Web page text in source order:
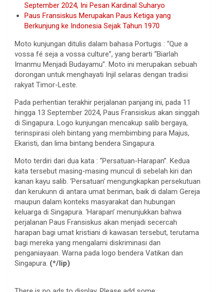
September 2024, Ini Pesan Kardinal Suharyo
Paus Fransiskus Merupakan Paus Ketiga yang
Berkunjung ke Indonesia Sejak Tahun 1970
Moto kunjungan ditulis dalam bahasa Portugis : “Que a
vossa fé seja a vossa culture”, yang berarti “Biarlah
Imanmu Menjadi Budayamu”. Moto ini merupakan sebuah
dorongan untuk menghayati Injil selaras dengan tradisi
rakyat Timor-Leste.
Pada perhentian terakhir perjalanan panjang ini, pada 11
hingga 13 September 2024, Paus Fransiskus akan singgah
di Singapura. Logo kunjungan mencakup salib bergaya,
terinspirasi oleh bintang yang membimbing para Majus,
Ekaristi, dan lima bintang bendera Singapura.
Moto terdiri dari dua kata : “Persatuan-Harapan”. Kedua
kata tersebut masing-masing muncul di sebelah kiri dan
kanan kayu salib. ‘Persatuan’ mengungkapkan persekutuan
dan kerukunn di antara umat beriman, baik di dalam Gereja
maupun dalam konteks masyarakat dan hubungan
keluarga di Singapura. ‘Harapan’ menunjukkan bahwa
perjalanan Paus Fransiskus akan menjadi secercah
harapan bagi umat kristiani di kawasan tersebut, terutama
bagi mereka yang mengalami diskriminasi dan
penganiayaan. Warna pada logo bendera Vatikan dan
Singapura. (*/lip)